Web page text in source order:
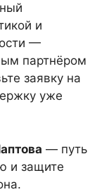
и
—
партнёром
заявку на
уже
— путь
и защите